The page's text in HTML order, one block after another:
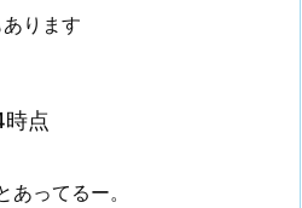
ります
点
ってるー。